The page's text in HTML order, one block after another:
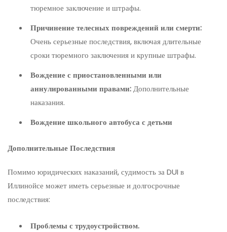
тюремное заключение и штрафы.
Причинение телесных повреждений или смерти:
Очень серьезные последствия, включая длительные
сроки тюремного заключения и крупные штрафы.
Вождение с приостановленными или
аннулированными правами:Дополнительные
наказания.
Вождение школьного автобуса с детьми
Дополнительные Последствия
Помимо юридических наказаний, судимость за DUI в
Иллинойсе может иметь серьезные и долгосрочные
последствия:
Проблемы с трудоустройством.